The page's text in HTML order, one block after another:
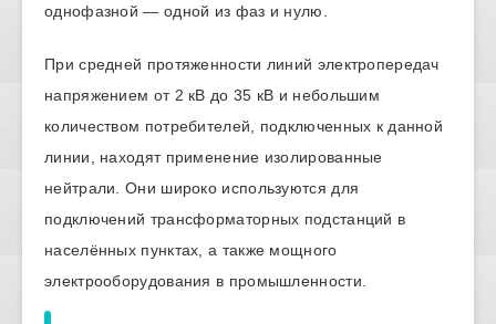
однофазной — одной из фаз и нулю.
При средней протяженности линий электропередач
напряжением от 2 кВ до 35 кВ и небольшим
количеством потребителей, подключенных к данной
линии, находят применение изолированные
нейтрали. Они широко используются для
подключений трансформаторных подстанций в
населённых пунктах, а также мощного
электрооборудования в промышленности.